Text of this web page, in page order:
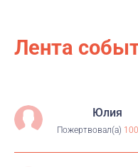
Лента
Юлия
Пожертвовал(а)